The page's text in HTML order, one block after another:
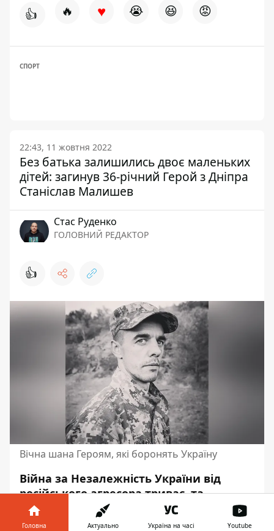
👍 🔥 ♥ 😭 😆 😡
СПОРТ
22:43, 11 жовтня 2022
Без батька залишились двоє маленьких
дітей: загинув 36-річний Герой з Дніпра
Станіслав Малишев
Стас Руденко
ГОЛОВНИЙ РЕДАКТОР
👍
Вічна шана Героям, які боронять Україну
Війна за Незалежність України від
російського агресора триває, та
продовжує забирати життя наших
Захисників. Так, 6 жовтня у боях під
Головна Актуально Україна на часі Youtube